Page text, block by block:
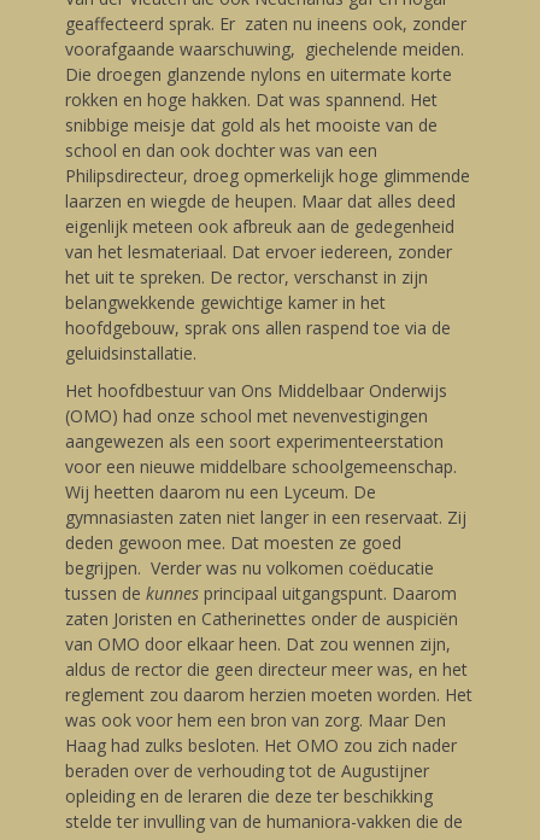
geaffecteerd sprak. Er zaten nu ineens ook, zonder
voorafgaande waarschuwing, giechelende meiden.
Die droegen glanzende nylons en uitermate korte
rokken en hoge hakken. Dat was spannend. Het
snibbige meisje dat gold als het mooiste van de
school en dan ook dochter was van een
Philipsdirecteur, droeg opmerkelijk hoge glimmende
laarzen en wiegde de heupen. Maar dat alles deed
eigenlijk meteen ook afbreuk aan de gedegenheid
van het lesmateriaal. Dat ervoer iedereen, zonder
het uit te spreken. De rector, verschanst in zijn
belangwekkende gewichtige kamer in het
hoofdgebouw, sprak ons allen raspend toe via de
geluidsinstallatie.
Het hoofdbestuur van Ons Middelbaar Onderwijs
(OMO) had onze school met nevenvestigingen
aangewezen als een soort experimenteerstation
voor een nieuwe middelbare schoolgemeenschap.
Wij heetten daarom nu een Lyceum. De
gymnasiasten zaten niet langer in een reservaat. Zij
deden gewoon mee. Dat moesten ze goed
begrijpen. Verder was nu volkomen coëducatie
tussen de kunnes principaal uitgangspunt. Daarom
zaten Joristen en Catherinettes onder de auspiciën
van OMO door elkaar heen. Dat zou wennen zijn,
aldus de rector die geen directeur meer was, en het
reglement zou daarom herzien moeten worden. Het
was ook voor hem een bron van zorg. Maar Den
Haag had zulks besloten. Het OMO zou zich nader
beraden over de verhouding tot de Augustijner
opleiding en de leraren die deze ter beschikking
stelde ter invulling van de humaniora-vakken die de